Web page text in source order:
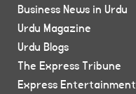
Business News in Urdu
Urdu Magazine
Urdu Blogs
The Express Tribune
Express Entertainment